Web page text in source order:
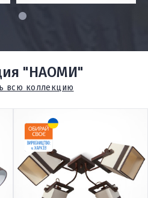
1
"НАОМИ"
всю коллекцию